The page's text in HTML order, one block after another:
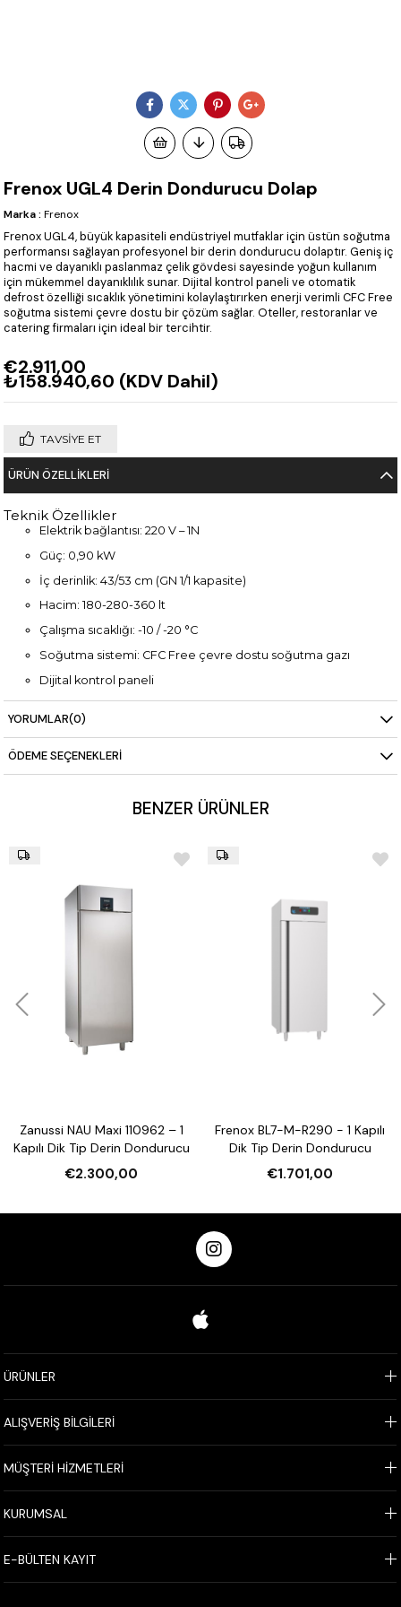
Frenox UGL4 Derin Dondurucu Dolap
Marka : Frenox
Frenox UGL4, büyük kapasiteli endüstriyel mutfaklar için üstün soğutma
performansı sağlayan profesyonel bir derin dondurucu dolaptır. Geniş iç
hacmi ve dayanıklı paslanmaz çelik gövdesi sayesinde yoğun kullanım
için mükemmel dayanıklılık sunar. Dijital kontrol paneli ve otomatik
defrost özelliği sıcaklık yönetimini kolaylaştırırken enerji verimli CFC Free
soğutma sistemi çevre dostu bir çözüm sağlar. Oteller, restoranlar ve
catering firmaları için ideal bir tercihtir.
€2.911,00
₺158.940,60 (KDV Dahil)
TAVSIYE ET
ÜRÜN ÖZELLIKLERI
Teknik Özellikler
Elektrik bağlantısı: 220 V – 1N
Güç: 0,90 kW
İç derinlik: 43/53 cm (GN 1/1 kapasite)
Hacim: 180-280-360 lt
Çalışma sıcaklığı: -10 / -20 °C
Soğutma sistemi: CFC Free çevre dostu soğutma gazı
Dijital kontrol paneli
Otomatik defrost ve su buharlaştırma özelliği
Ağırlık: 195 kg
YORUMLAR(0)
ÖDEME SEÇENEKLERI
BENZER ÜRÜNLER
Zanussi NAU Maxi 110962 – 1
Kapılı Dik Tip Derin Dondurucu
€2.300,00
Frenox BL7-M-R290 - 1 Kapılı
Dik Tip Derin Dondurucu
€1.701,00
ÜRÜNLER
ALIŞVERİŞ BİLGİLERİ
MÜŞTERİ HİZMETLERİ
KURUMSAL
E-BÜLTEN KAYIT